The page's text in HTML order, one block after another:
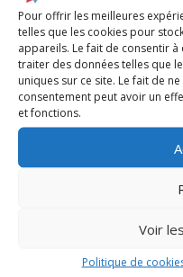
Pour offrir les meilleures
telles que les cookies pour
appareils. Le fait de consentir
traiter des données telles que
uniques sur ce site. Le fait de
consentement peut avoir un
et fonctions.
Voir
Politique de
Pique-nique : 5.20 €
le
ma